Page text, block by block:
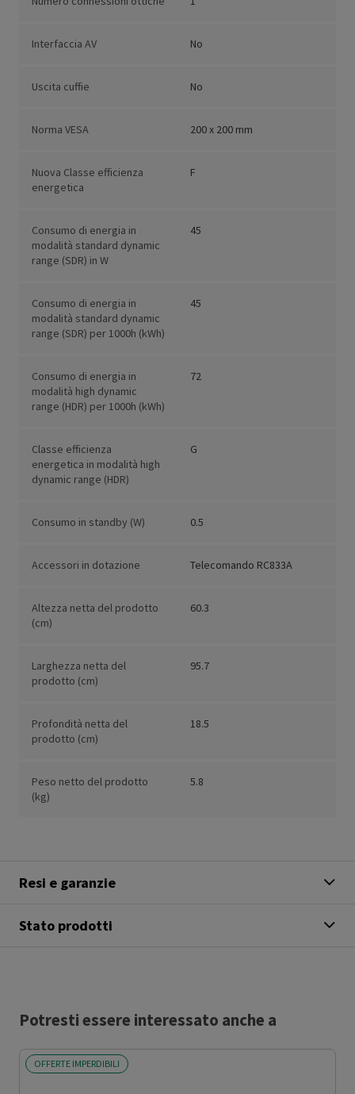
Interfaccia AV No
Uscita cuffie No
Norma VESA 200 x 200 mm
Nuova Classe efficienza
energetica
F
Consumo di energia in
modalità standard dynamic
range (SDR) in W
45
Consumo di energia in
modalità standard dynamic
range (SDR) per 1000h (kWh)
45
Consumo di energia in
modalità high dynamic
range (HDR) per 1000h (kWh)
72
Classe efficienza
energetica in modalità high
dynamic range (HDR)
G
Consumo in standby (W) 0.5
Accessori in dotazione Telecomando RC833A
Altezza netta del prodotto
(cm)
60.3
Larghezza netta del
prodotto (cm)
95.7
Profondità netta del
prodotto (cm)
18.5
Peso netto del prodotto
(kg)
5.8
Resi e garanzie
Stato prodotti
Potresti essere interessato anche a
OFFERTE IMPERDIBILI